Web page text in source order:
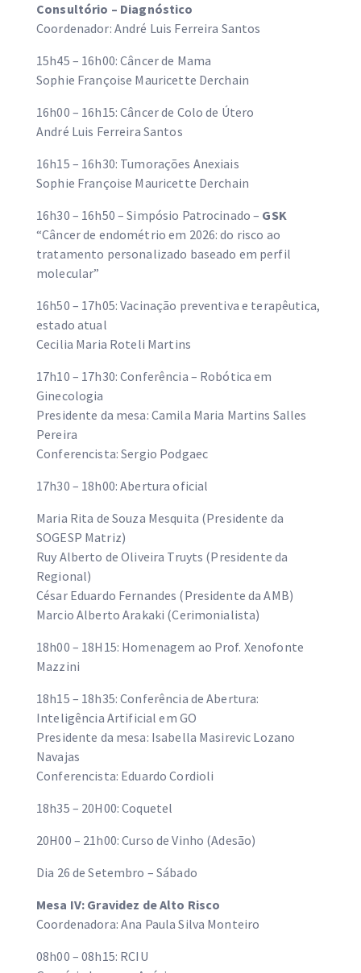
Consultório – Diagnóstico
Coordenador: André Luis Ferreira Santos
15h45 – 16h00: Câncer de Mama
Sophie Françoise Mauricette Derchain
16h00 – 16h15: Câncer de Colo de Útero
André Luis Ferreira Santos
16h15 – 16h30: Tumorações Anexiais
Sophie Françoise Mauricette Derchain
16h30 – 16h50 – Simpósio Patrocinado – GSK
“Câncer de endométrio em 2026: do risco ao
tratamento personalizado baseado em perfil
molecular”
16h50 – 17h05: Vacinação preventiva e terapêutica,
estado atual
Cecilia Maria Roteli Martins
17h10 – 17h30: Conferência – Robótica em
Ginecologia
Presidente da mesa: Camila Maria Martins Salles
Pereira
Conferencista: Sergio Podgaec
17h30 – 18h00: Abertura oficial
Maria Rita de Souza Mesquita (Presidente da
SOGESP Matriz)
Ruy Alberto de Oliveira Truyts (Presidente da
Regional)
César Eduardo Fernandes (Presidente da AMB)
Marcio Alberto Arakaki (Cerimonialista)
18h00 – 18H15: Homenagem ao Prof. Xenofonte
Mazzini
18h15 – 18h35: Conferência de Abertura:
Inteligência Artificial em GO
Presidente da mesa: Isabella Masirevic Lozano
Navajas
Conferencista: Eduardo Cordioli
18h35 – 20H00: Coquetel
20H00 – 21h00: Curso de Vinho (Adesão)
Dia 26 de Setembro – Sábado
Mesa IV: Gravidez de Alto Risco
Coordenadora: Ana Paula Silva Monteiro
08h00 – 08h15: RCIU